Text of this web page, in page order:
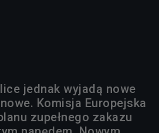
jednak wyjadą nowe
Komisja Europejska
zupełnego zakazu